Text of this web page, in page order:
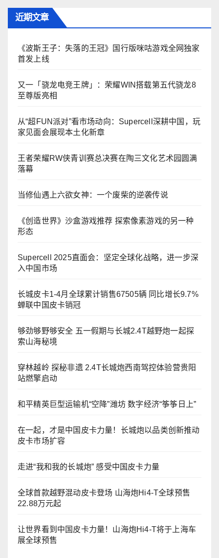
近期文章
《波斯王子：失落的王冠》国行版咪咕游戏全网独家
首发上线
又一「骁龙电竞王牌」：荣耀WIN搭载第五代骁龙8
至尊版亮相
从“超FUN派对”看市场动向：Supercell深耕中国，玩
家见面会展现本土化新章
王者荣耀RW侠青训赛总决赛在陶三文化艺术园圆满
落幕
当修仙遇上六欲女神：一个废柴的逆袭传说
《创造世界》沙盒游戏推荐 探索像素游戏的另一种
形态
Supercell 2025直面会：坚定全球化战略，进一步深
入中国市场
长城皮卡1-4月全球累计销售67505辆 同比增长9.7%
蝉联中国皮卡销冠
够劲够野够安全 五一假期与长城2.4T越野炮一起探
索山海秘境
穿林越岭 探秘非遗 2.4T长城炮西南驾控体验营贵阳
站燃擎启动
和平精英巨型运输机“空降”潍坊 数字经济“筝筝日上”
在一起，才是中国皮卡力量！长城炮以品类创新推动
皮卡市场扩容
走进“我和我的长城炮” 感受中国皮卡力量
全球首款越野混动皮卡登场 山海炮Hi4-T全球预售
22.88万元起
让世界看到中国皮卡力量！山海炮Hi4-T将于上海车
展全球预售